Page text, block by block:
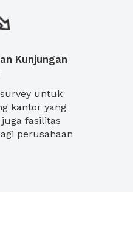
Kunjungan
untuk
kantor yang
fasilitas
perusahaan